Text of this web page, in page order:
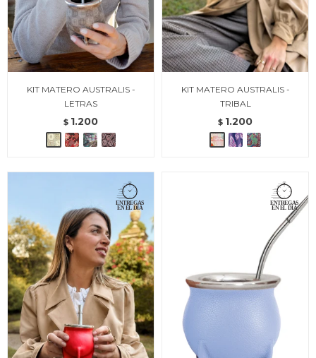
KIT MATERO AUSTRALIS -
LETRAS
$ 1.200
KIT MATERO AUSTRALIS -
TRIBAL
$ 1.200